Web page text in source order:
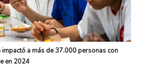
a más de 37.000 personas con
en 2024